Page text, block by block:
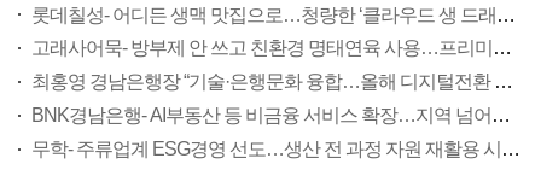
롯데칠성- 어디든 생맥 맛집으로…청량한 ‘클라우드 생 드래프트’로 더위 사냥
고래사어묵- 방부제 안 쓰고 친환경 명태연육 사용…프리미엄 어묵 평판 잇단 1위
최홍영 경남은행장 “기술·은행문화 융합…올해 디지털전환 원년 만들 것”
BNK경남은행- AI부동산 등 비금융 서비스 확장…지역 넘어선 ‘디지털뱅크’ 도약
무학- 주류업계 ESG경영 선도…생산 전 과정 자원 재활용 시스템